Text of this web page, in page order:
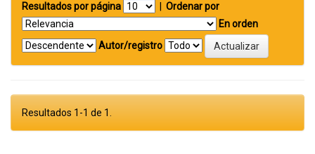
Resultados por página
Ordenar por
En orden
Autor/registro
Resultados 1-1 de 1.